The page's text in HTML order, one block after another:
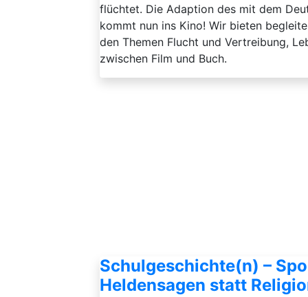
flüchtet. Die Adaption des mit dem
kommt nun ins Kino! Wir bieten
den Themen Flucht und Vertreibung,
zwischen Film und Buch.
Schulgeschichte(n) –
Heldensagen statt